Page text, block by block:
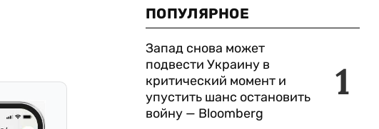
ПОПУЛЯРНОЕ
1
Запад снова может
подвести Украину в
критический момент и
упустить шанс остановить
войну — Bloomberg